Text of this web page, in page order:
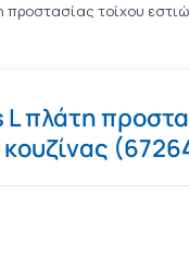
προστασίας τοίχου
πλάτη